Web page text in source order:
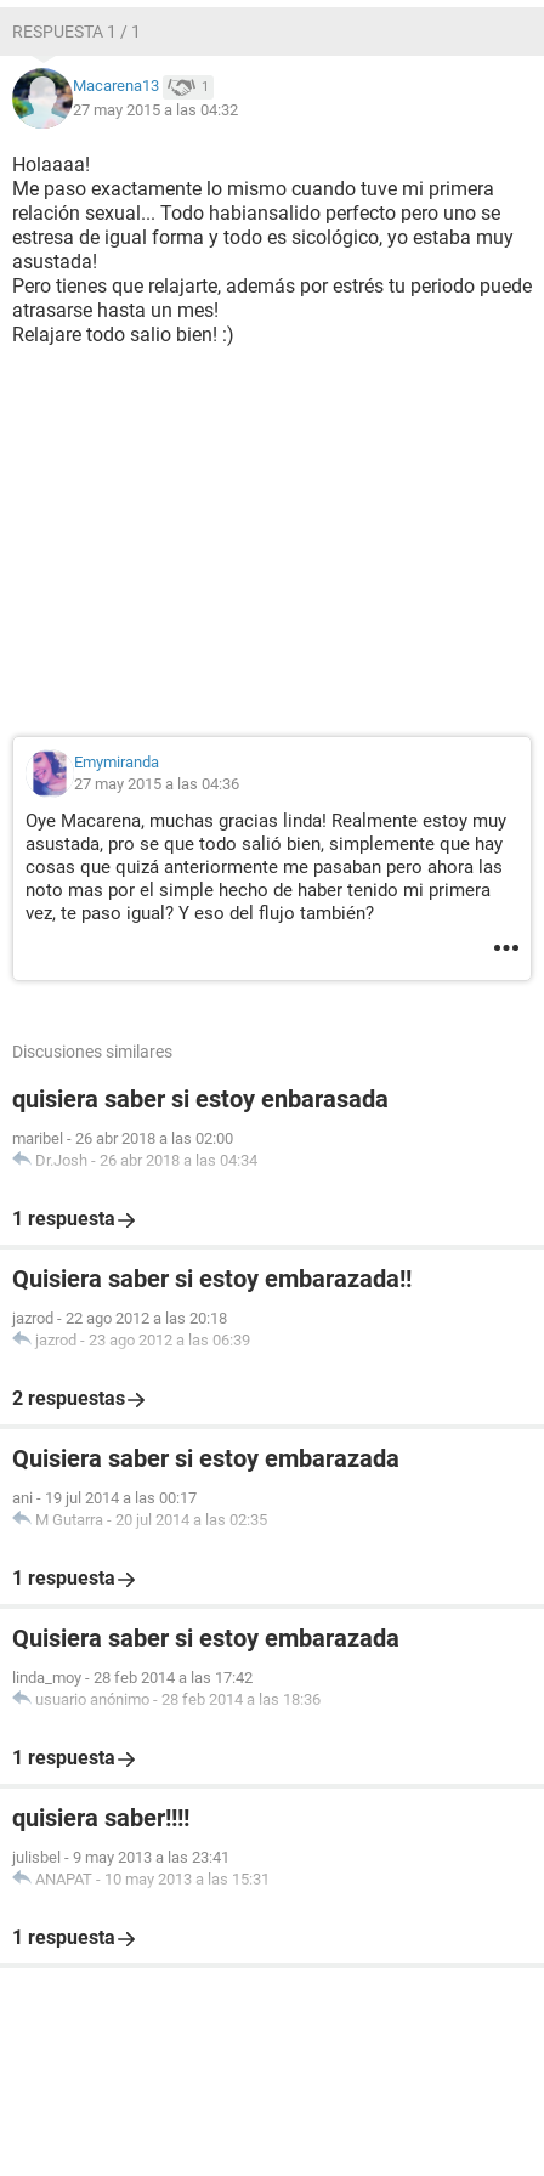
RESPUESTA 1 / 1
Macarena13 1
27 may 2015 a las 04:32
Holaaaa!
Me paso exactamente lo mismo cuando tuve mi primera
relación sexual... Todo habiansalido perfecto pero uno se
estresa de igual forma y todo es sicológico, yo estaba muy
asustada!
Pero tienes que relajarte, además por estrés tu periodo puede
atrasarse hasta un mes!
Relajare todo salio bien! :)
Emymiranda
27 may 2015 a las 04:36
Oye Macarena, muchas gracias linda! Realmente estoy muy
asustada, pro se que todo salió bien, simplemente que hay
cosas que quizá anteriormente me pasaban pero ahora las
noto mas por el simple hecho de haber tenido mi primera
vez, te paso igual? Y eso del flujo también?
Discusiones similares
quisiera saber si estoy enbarasada
maribel - 26 abr 2018 a las 02:00
Dr.Josh - 26 abr 2018 a las 04:34
1 respuesta
Quisiera saber si estoy embarazada!!
jazrod - 22 ago 2012 a las 20:18
jazrod - 23 ago 2012 a las 06:39
2 respuestas
Quisiera saber si estoy embarazada
ani - 19 jul 2014 a las 00:17
M Gutarra - 20 jul 2014 a las 02:35
1 respuesta
Quisiera saber si estoy embarazada
linda_moy - 28 feb 2014 a las 17:42
usuario anónimo - 28 feb 2014 a las 18:36
1 respuesta
quisiera saber!!!!
julisbel - 9 may 2013 a las 23:41
ANAPAT - 10 may 2013 a las 15:31
1 respuesta